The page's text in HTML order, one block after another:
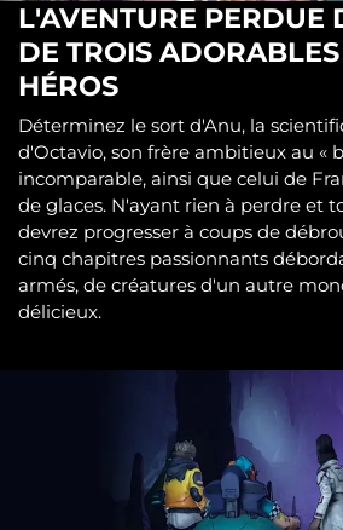
L'AVENTURE PERDUE
DE TROIS
HÉROS
Déterminez le sort d'Anu, la
d'Octavio, son frère ambitieux au «
incomparable, ainsi que celui de
de glaces. N'ayant rien à perdre et
devrez progresser à coups de
cinq chapitres passionnants
armés, de créatures d'un autre
délicieux.